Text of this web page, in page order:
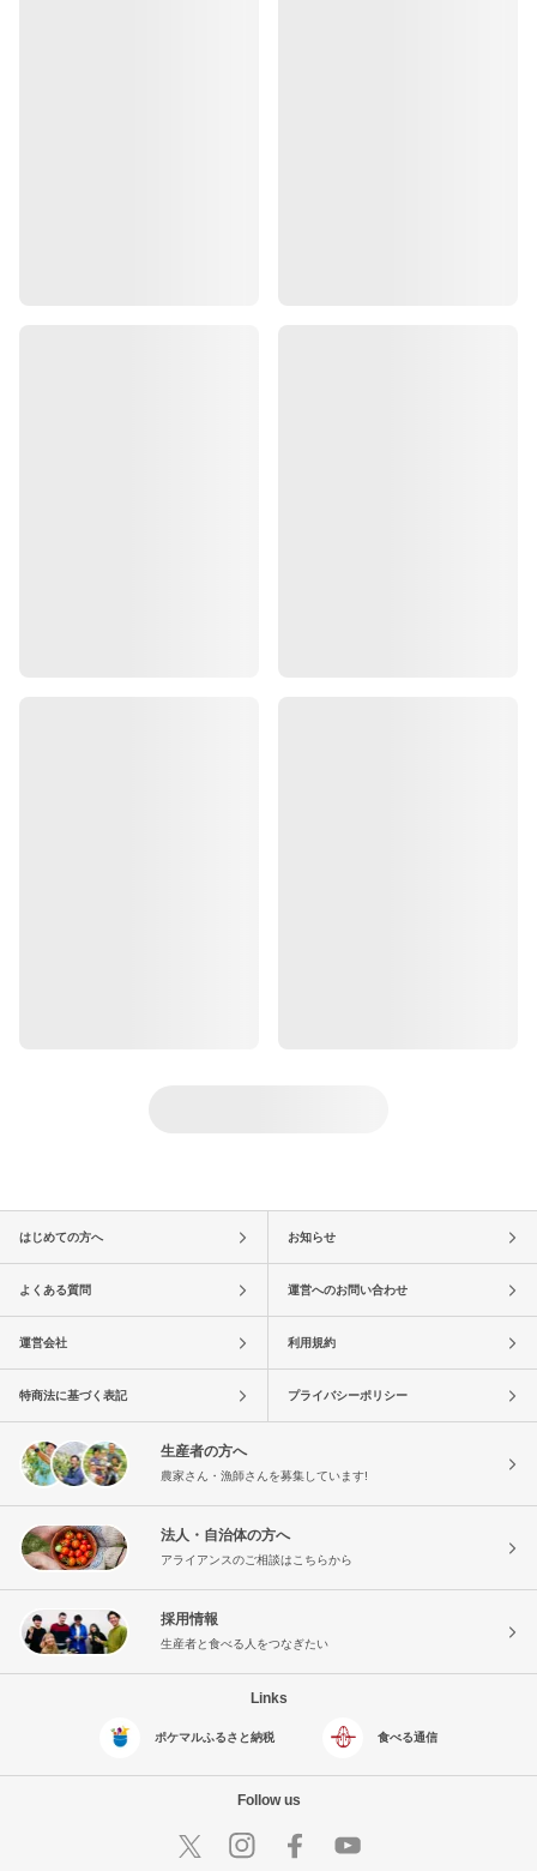
はじめての方へ お知らせ
よくある質問 運営へのお問い合わせ
運営会社 利用規約
特商法に基づく表記 プライバシーポリシー
生産者の方へ
農家さん・漁師さんを募集しています!
法人・自治体の方へ
アライアンスのご相談はこちらから
採用情報
生産者と食べる人をつなぎたい
Links
ポケマルふるさと納税 食べる通信
Follow us